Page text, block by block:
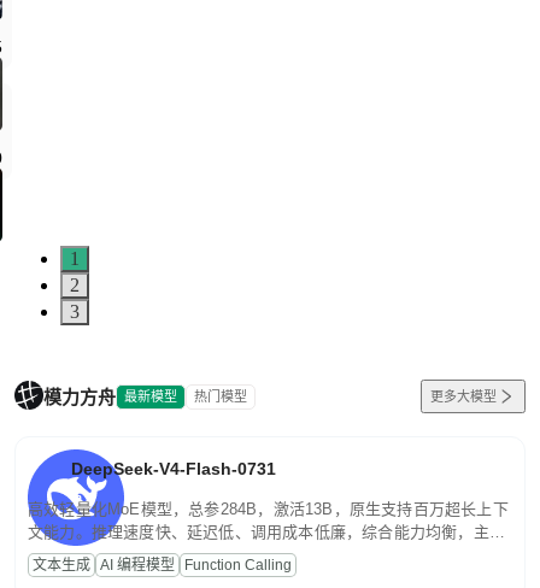
1
2
3
模力方舟 最新模型 热门模型 更多大模型
DeepSeek-V4-Flash-0731
高效轻量化MoE模型，总参284B，激活13B，原生支持百万超长上下
文能力。推理速度快、延迟低、调用成本低廉，综合能力均衡，主打
高并发、轻量化任务，适合日常对话、内容创作、基础 RAG、批量
文案处理等普惠刚需场景。
文本生成 AI 编程模型 Function Calling